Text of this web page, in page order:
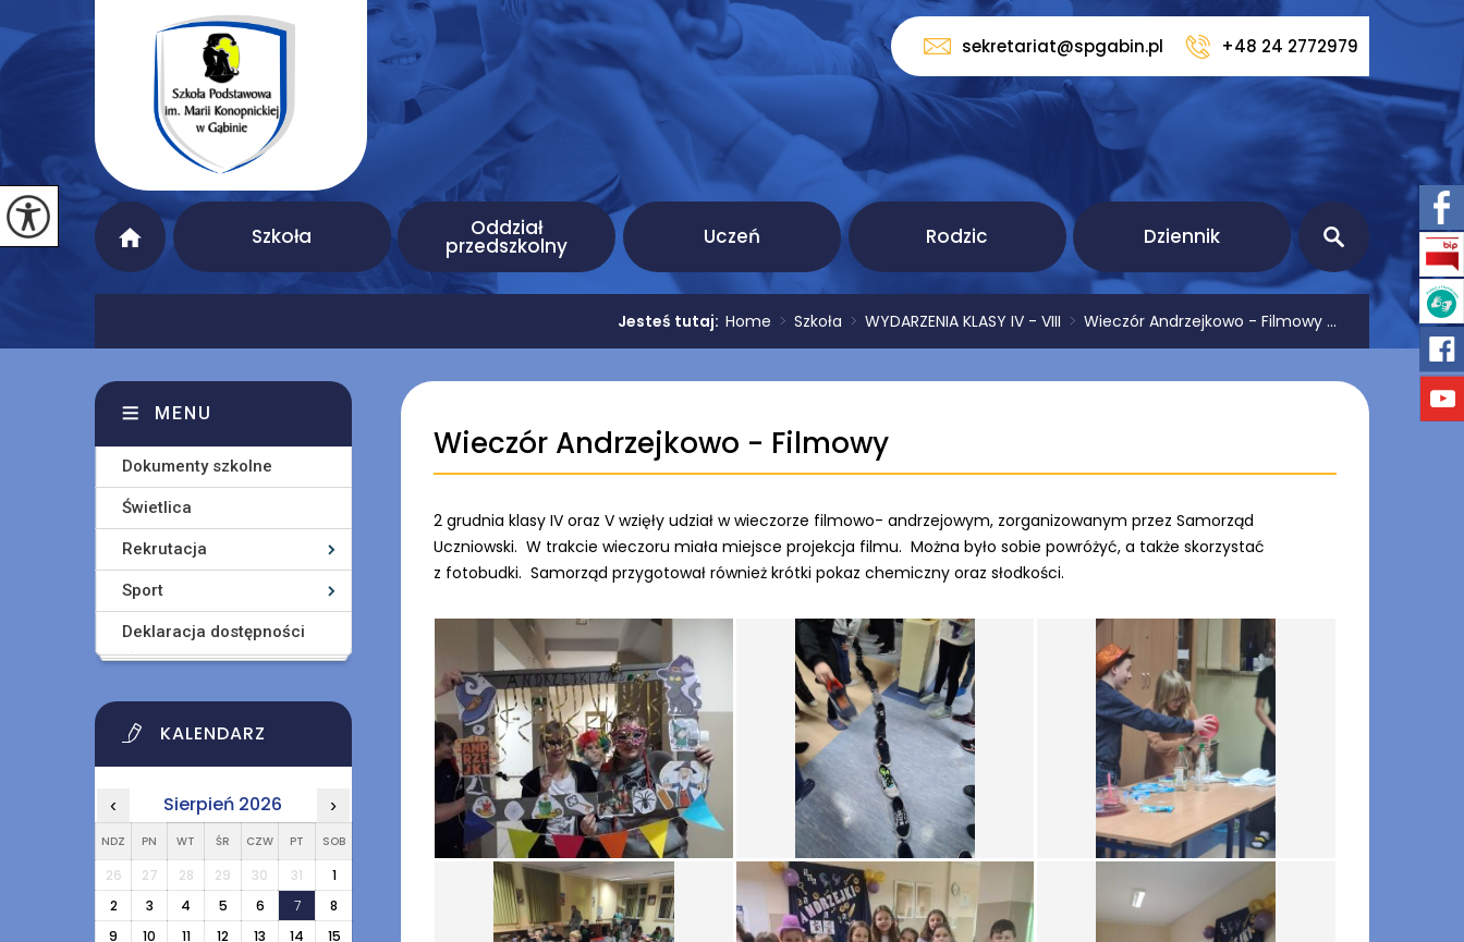
sekretariat@spgabin.pl +48 24 2772979
Szkoła Oddział
przedszkolny Uczeń Rodzic Dziennik
Jesteś tutaj: Home > Szkoła > WYDARZENIA KLASY IV - VIII > Wieczór Andrzejkowo - Filmowy ...
Wieczór Andrzejkowo - Filmowy
2 grudnia klasy IV oraz V wzięły udział w wieczorze filmowo- andrzejowym, zorganizowanym przez Samorząd
Uczniowski. W trakcie wieczoru miała miejsce projekcja filmu. Można było sobie powróżyć, a także skorzystać
z fotobudki. Samorząd przygotował również krótki pokaz chemiczny oraz słodkości.
MENU
Dokumenty szkolne
Świetlica
Rekrutacja
Sport
Deklaracja dostępności
KALENDARZ
‹ Sierpień 2026 ›
NDZ PN WT ŚR CZW PT SOB
26 27 28 29 30 31
1
2
3 4 5 6 7
8
9
10 11 12 13 14
15